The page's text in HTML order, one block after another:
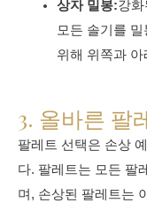
상자 밀봉:강
모든 솔기를 밀
위해 위쪽과
3. 올바른 팔
팔레트 선택은 손상
다. 팔레트는 모든 팔
며, 손상된 팔레트는